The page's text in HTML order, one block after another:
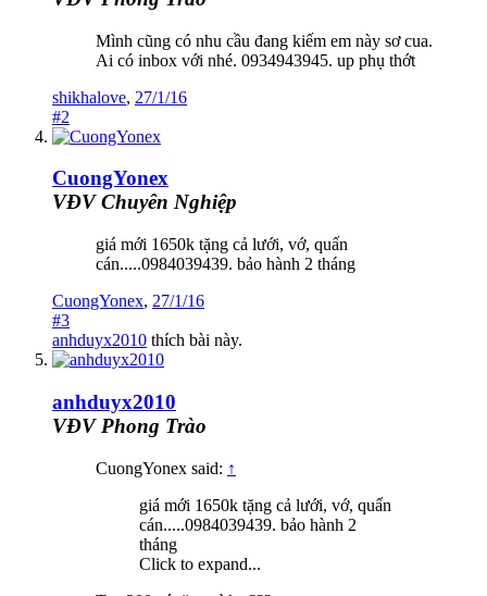
Mình cũng có nhu cầu đang kiếm em này sơ cua.
Ai có inbox với nhé. 0934943945. up phụ thớt
shikhalove, 27/1/16
#2
CuongYonex
VĐV Chuyên Nghiệp
giá mới 1650k tặng cả lưới, vớ, quấn
cán.....0984039439. bảo hành 2 tháng
CuongYonex, 27/1/16
#3
anhduyx2010 thích bài này.
anhduyx2010
VĐV Phong Trào
CuongYonex said: ↑
giá mới 1650k tặng cả lưới, vớ, quấn
cán.....0984039439. bảo hành 2
tháng
Click to expand...